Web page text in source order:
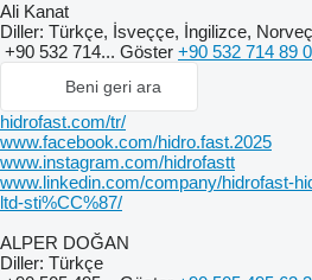
Ali Kanat
Diller: Türkçe, İsveççe, İngilizce,
+90 532 714... Göster +90 532 714 89
Beni geri ara
hidrofast.com/tr/
www.facebook.com/hidro.fast.2025
www.instagram.com/hidrofastt
www.linkedin.com/company/hidrofast-
ltd-sti%CC%87/
ALPER DOĞAN
Diller: Türkçe